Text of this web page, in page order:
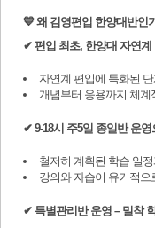
💙 왜 김영편입 한양대반인
✔ 편입 최초, 한양대 자연계
자연계 편입에 특화된
개념부터 응용까지 체
✔ 9-18시 주5일 종일반 운
철저히 계획된 학습 일
강의와 자습이 유기적
✔ 특별관리반 운영 – 밀착